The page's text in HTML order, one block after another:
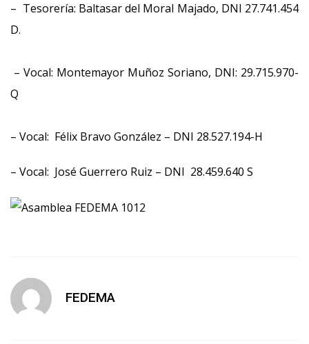
– Tesorería: Baltasar del Moral Majado, DNI 27.741.454
D.
– Vocal: Montemayor Muñoz Soriano, DNI: 29.715.970-
Q
– Vocal: Félix Bravo González – DNI 28.527.194-H
– Vocal: José Guerrero Ruiz – DNI 28.459.640 S
FEDEMA